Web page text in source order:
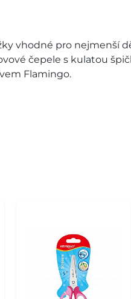
vhodné pro nejmenší
čepele s kulatou
Flamingo.